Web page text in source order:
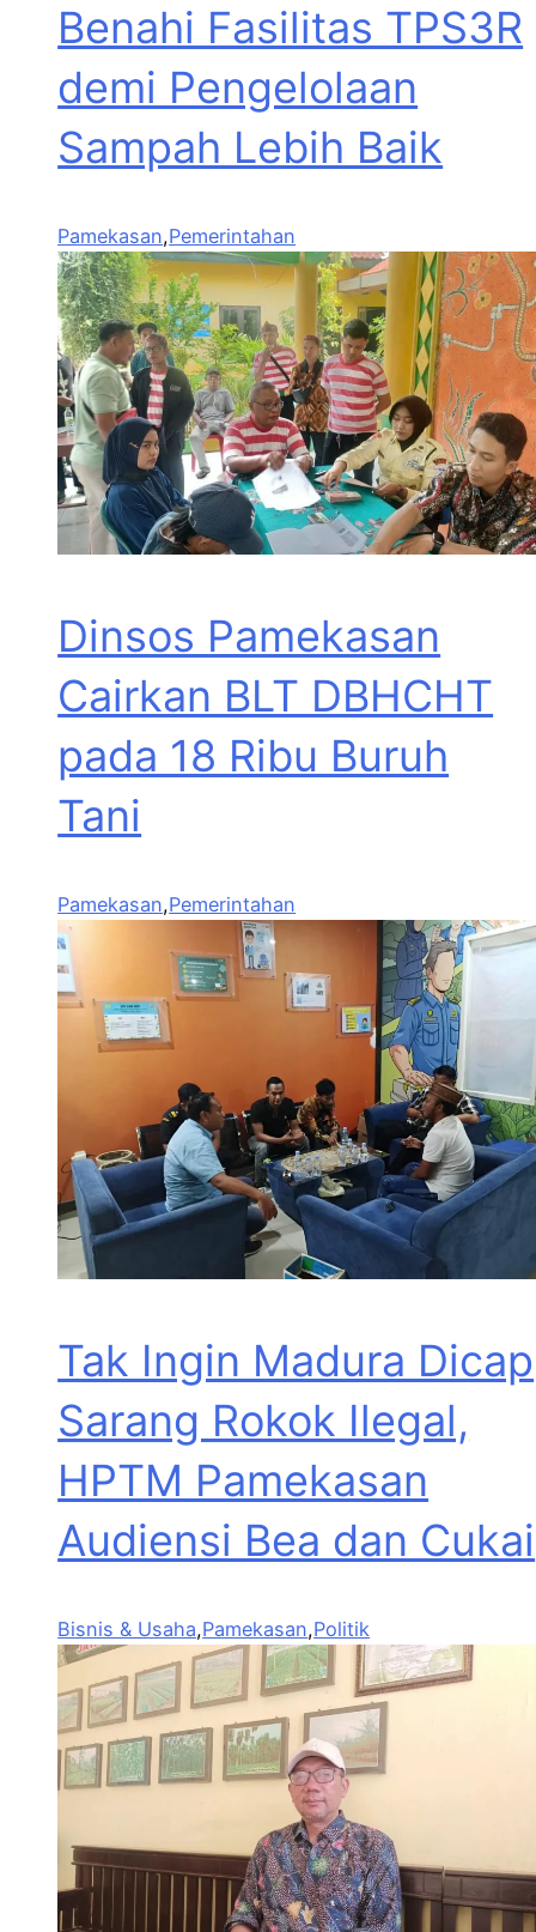
Benahi Fasilitas TPS3R
demi Pengelolaan
Sampah Lebih Baik
Pamekasan,Pemerintahan
Dinsos Pamekasan
Cairkan BLT DBHCHT
pada 18 Ribu Buruh
Tani
Pamekasan,Pemerintahan
Tak Ingin Madura Dicap
Sarang Rokok Ilegal,
HPTM Pamekasan
Audiensi Bea dan Cukai
Bisnis & Usaha,Pamekasan,Politik